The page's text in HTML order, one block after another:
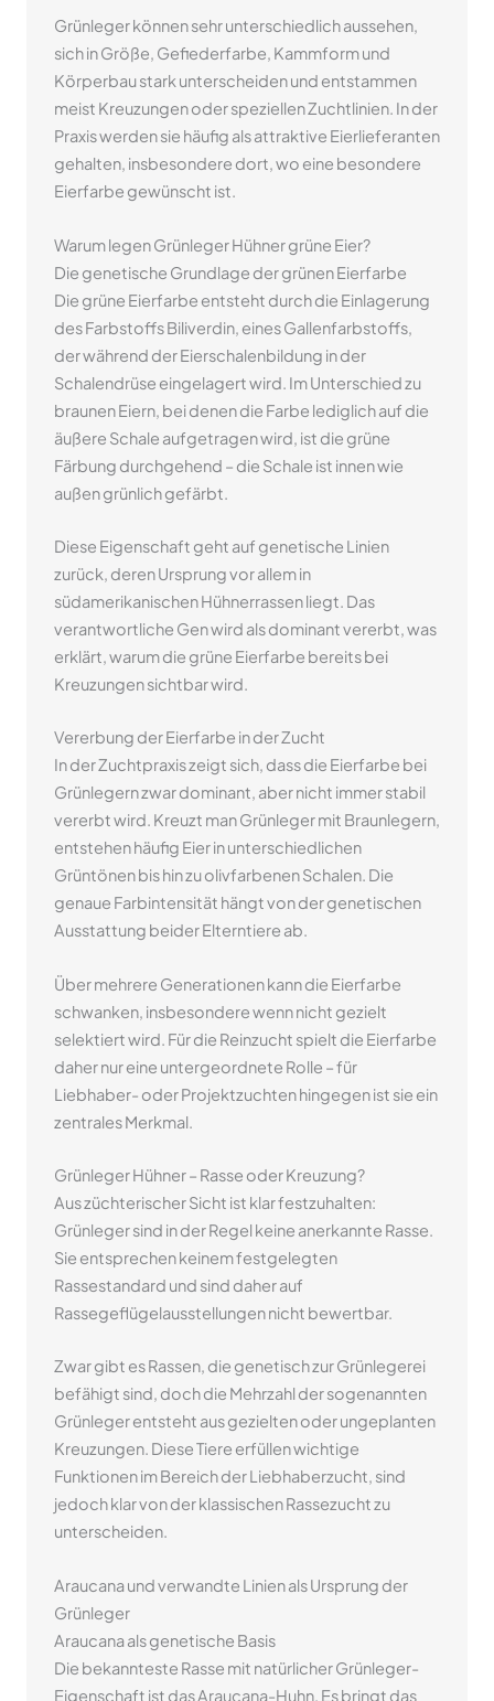
Grünleger können sehr unterschiedlich aussehen,
sich in Größe, Gefiederfarbe, Kammform und
Körperbau stark unterscheiden und entstammen
meist Kreuzungen oder speziellen Zuchtlinien. In der
Praxis werden sie häufig als attraktive Eierlieferanten
gehalten, insbesondere dort, wo eine besondere
Eierfarbe gewünscht ist.
Warum legen Grünleger Hühner grüne Eier?
Die genetische Grundlage der grünen Eierfarbe
Die grüne Eierfarbe entsteht durch die Einlagerung
des Farbstoffs Biliverdin, eines Gallenfarbstoffs,
der während der Eierschalenbildung in der
Schalendrüse eingelagert wird. Im Unterschied zu
braunen Eiern, bei denen die Farbe lediglich auf die
äußere Schale aufgetragen wird, ist die grüne
Färbung durchgehend – die Schale ist innen wie
außen grünlich gefärbt.
Diese Eigenschaft geht auf genetische Linien
zurück, deren Ursprung vor allem in
südamerikanischen Hühnerrassen liegt. Das
verantwortliche Gen wird als dominant vererbt, was
erklärt, warum die grüne Eierfarbe bereits bei
Kreuzungen sichtbar wird.
Vererbung der Eierfarbe in der Zucht
In der Zuchtpraxis zeigt sich, dass die Eierfarbe bei
Grünlegern zwar dominant, aber nicht immer stabil
vererbt wird. Kreuzt man Grünleger mit Braunlegern,
entstehen häufig Eier in unterschiedlichen
Grüntönen bis hin zu olivfarbenen Schalen. Die
genaue Farbintensität hängt von der genetischen
Ausstattung beider Elterntiere ab.
Über mehrere Generationen kann die Eierfarbe
schwanken, insbesondere wenn nicht gezielt
selektiert wird. Für die Reinzucht spielt die Eierfarbe
daher nur eine untergeordnete Rolle – für
Liebhaber- oder Projektzuchten hingegen ist sie ein
zentrales Merkmal.
Grünleger Hühner – Rasse oder Kreuzung?
Aus züchterischer Sicht ist klar festzuhalten:
Grünleger sind in der Regel keine anerkannte Rasse.
Sie entsprechen keinem festgelegten
Rassestandard und sind daher auf
Rassegeflügelausstellungen nicht bewertbar.
Zwar gibt es Rassen, die genetisch zur Grünlegerei
befähigt sind, doch die Mehrzahl der sogenannten
Grünleger entsteht aus gezielten oder ungeplanten
Kreuzungen. Diese Tiere erfüllen wichtige
Funktionen im Bereich der Liebhaberzucht, sind
jedoch klar von der klassischen Rassezucht zu
unterscheiden.
Araucana und verwandte Linien als Ursprung der
Grünleger
Araucana als genetische Basis
Die bekannteste Rasse mit natürlicher Grünleger-
Eigenschaft ist das Araucana-Huhn. Es bringt das